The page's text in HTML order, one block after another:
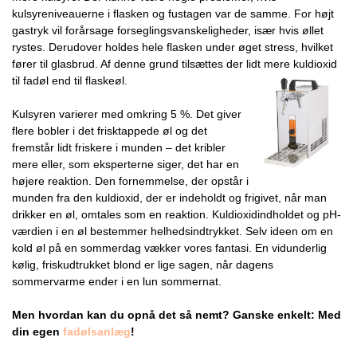
kulsyreniveauerne i flasken og fustagen var de samme. For højt
gastryk vil forårsage forseglingsvanskeligheder, især hvis øllet
rystes. Derudover holdes hele flasken under øget stress, hvilket
fører til glasbrud. Af denne grund tilsættes der lidt mere kuldioxid
til fadøl end til flaskeøl.
Kulsyren varierer med omkring 5 %. Det giver
flere bobler i det frisktappede øl og det
fremstår lidt friskere i munden – det kribler
mere eller, som eksperterne siger, det har en
højere reaktion. Den fornemmelse, der opstår i
munden fra den kuldioxid, der er indeholdt og frigivet, når man
drikker en øl, omtales som en reaktion. Kuldioxidindholdet og pH-
værdien i en øl bestemmer helhedsindtrykket. Selv ideen om en
kold øl på en sommerdag vækker vores fantasi. En vidunderlig
kølig, friskudtrukket blond er lige sagen, når dagens
sommervarme ender i en lun sommernat.
Men hvordan kan du opnå det så nemt? Ganske enkelt: Med
din egen fadølsanlæg!